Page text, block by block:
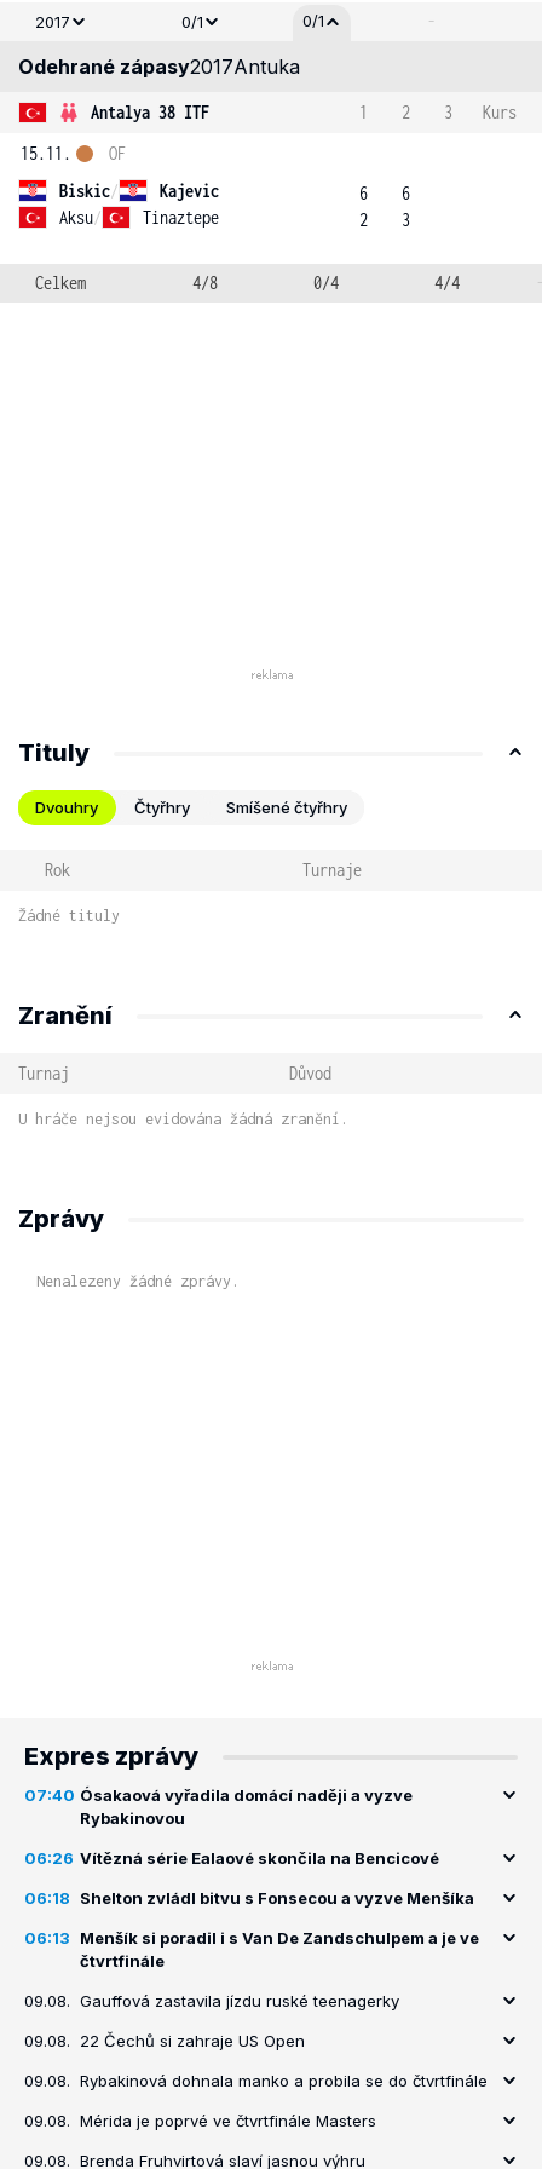
2017 0/1 0/1 -
Odehrané zápasy2017Antuka
Antalya 38 ITF 1 2 3
Kurs
15.11.
Biskic/
Kajevic
Aksu/ Tinaztepe
OF
6
2
6
3
Celkem 4/8 0/4 4/4
Tituly
Dvouhry Čtyřhry Smíšené čtyřhry
Rok Turnaje
Žádné tituly
Zranění
Turnaj Důvod
U hráče nejsou evidována žádná zranění.
Zprávy
Nenalezeny žádné zprávy.
Expres zprávy
07:40 Ósakaová vyřadila domácí naději a vyzve
Rybakinovou
06:26 Vítězná série Ealaové skončila na Bencicové
06:18 Shelton zvládl bitvu s Fonsecou a vyzve Menšíka
06:13
Menšík si poradil i s Van De Zandschulpem a je ve
čtvrtfinále
09.08. Gauffová zastavila jízdu ruské teenagerky
09.08. 22 Čechů si zahraje US Open
09.08. Rybakinová dohnala manko a probila se do čtvrtfinále
09.08. Mérida je poprvé ve čtvrtfinále Masters
09.08. Brenda Fruhvirtová slaví jasnou výhru